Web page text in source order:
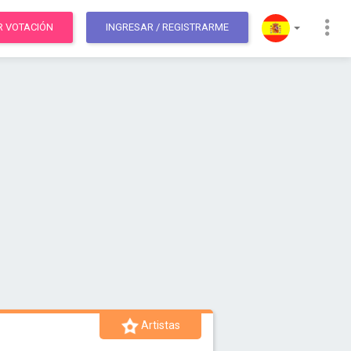
VOTACIÓN INGRESAR / REGISTRARME
Artistas